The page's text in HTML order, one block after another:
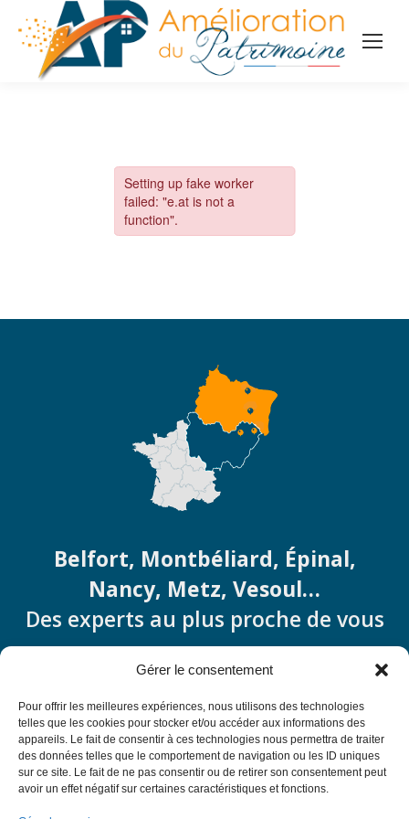
Gérer le consentement
Pour offrir les meilleures expériences, nous utilisons des technologies
telles que les cookies pour stocker et/ou accéder aux informations des
appareils. Le fait de consentir à ces technologies nous permettra de traiter
des données telles que le comportement de navigation ou les ID uniques
sur ce site. Le fait de ne pas consentir ou de retirer son consentement peut
avoir un effet négatif sur certaines caractéristiques et fonctions.
Belfort, Montbéliard, Épinal,
Nancy, Metz, Vesoul…
Des experts au plus proche de vous